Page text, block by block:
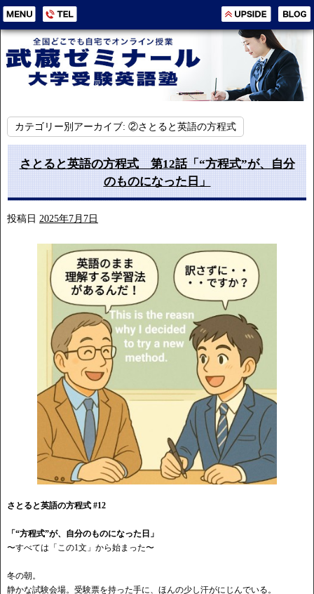
カテゴリー別アーカイブ: ②さとると英語の方程式
さとると英語の方程式 第12話「“方程式”が、自分
のものになった日」
投稿日 2025年7月7日
さとると英語の方程式 #12
「“方程式”が、自分のものになった日」
〜すべては「この1文」から始まった〜
冬の朝。
静かな試験会場。受験票を持った手に、ほんの少し汗がにじんでいる。